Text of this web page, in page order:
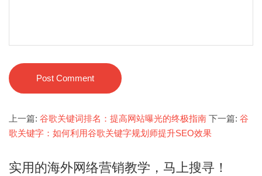
Post Comment
上一篇: 谷歌关键词排名：提高网站曝光的终极指南 下一篇: 谷
歌关键字：如何利用谷歌关键字规划师提升SEO效果
实用的海外网络营销教学，马上搜寻！